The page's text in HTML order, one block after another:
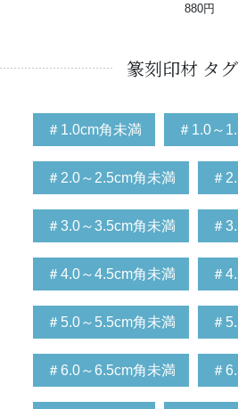
880円
篆刻印材 タ
＃1.0cm角未満 ＃1.0～
＃2.0～2.5cm角未満 ＃
＃3.0～3.5cm角未満 ＃
＃4.0～4.5cm角未満 ＃
＃5.0～5.5cm角未満 ＃
＃6.0～6.5cm角未満 ＃